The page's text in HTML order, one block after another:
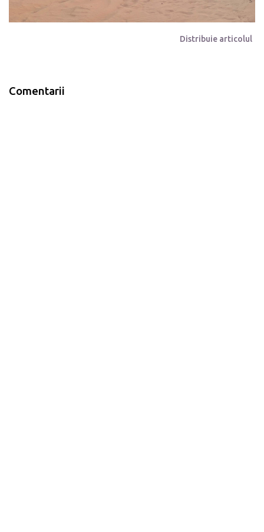
Distribuie articolul
Comentarii